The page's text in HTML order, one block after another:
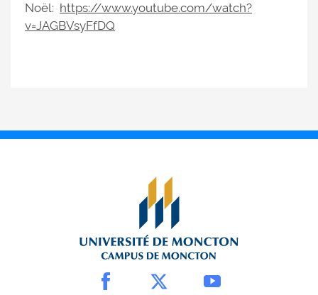
Noël: https://www.youtube.com/watch?
v=JAGBVsyFfDQ